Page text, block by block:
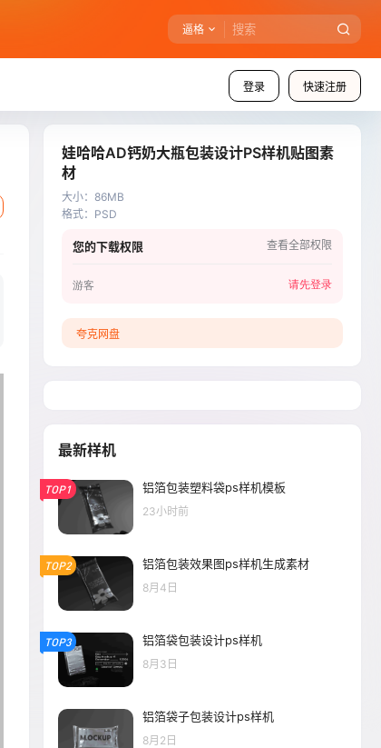
逼格
登录 快速注册
娃哈哈AD钙奶大瓶包装设计PS样机贴图素
材
大小： 86MB
格式： PSD
您的下载权限 查看全部权限
游客 请先登录
夸克网盘
最新样机
TOP1 铝箔包装塑料袋ps样机模板
23小时前
TOP2 铝箔包装效果图ps样机生成素材
8月4日
TOP3 铝箔袋包装设计ps样机
8月3日
铝箔袋子包装设计ps样机
8月2日